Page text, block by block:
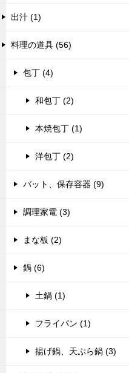
出汁 (1)
料理の道具 (56)
包丁 (4)
和包丁 (2)
本焼包丁 (1)
洋包丁 (2)
バット、保存容器 (9)
調理家電 (3)
まな板 (2)
鍋 (6)
土鍋 (1)
フライパン (1)
揚げ鍋、天ぷら鍋 (3)